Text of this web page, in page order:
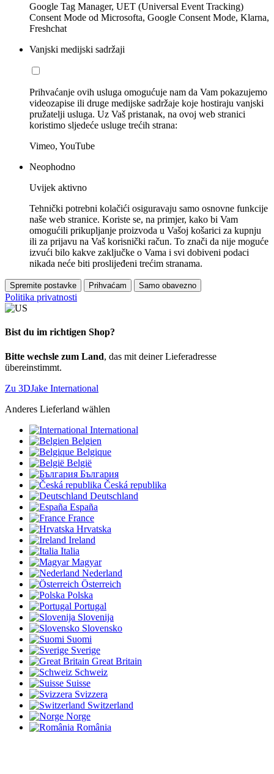
Google Tag Manager, UET (Universal Event Tracking)
Consent Mode od Microsofta, Google Consent Mode, Klarna,
Freshchat
Vanjski medijski sadržaji
Prihvaćanje ovih usluga omogućuje nam da Vam pokazujemo
videozapise ili druge medijske sadržaje koje hostiraju vanjski
pružatelji usluga. Uz Vaš pristanak, na ovoj web stranici
koristimo sljedeće usluge trećih strana:
Vimeo, YouTube
Neophodno
Uvijek aktivno
Tehnički potrebni kolačići osiguravaju samo osnovne funkcije
naše web stranice. Koriste se, na primjer, kako bi Vam
omogućili prikupljanje proizvoda u Vašoj košarici za kupnju
ili za prijavu na Vaš korisnički račun. To znači da nije moguće
izvući bilo kakve zaključke o Vama i svi dobiveni podaci
nikada neće biti proslijeđeni trećim stranama.
Spremite postavke Prihvaćam Samo obavezno
Politika privatnosti
Bist du im richtigen Shop?
Bitte wechsle zum Land, das mit deiner Lieferadresse
übereinstimmt.
Zu 3DJake International
Anderes Lieferland wählen
International
Belgien
Belgique
België
България
Česká republika
Deutschland
España
France
Hrvatska
Ireland
Italia
Magyar
Nederland
Österreich
Polska
Portugal
Slovenija
Slovensko
Suomi
Sverige
Great Britain
Schweiz
Suisse
Svizzera
Switzerland
Norge
România